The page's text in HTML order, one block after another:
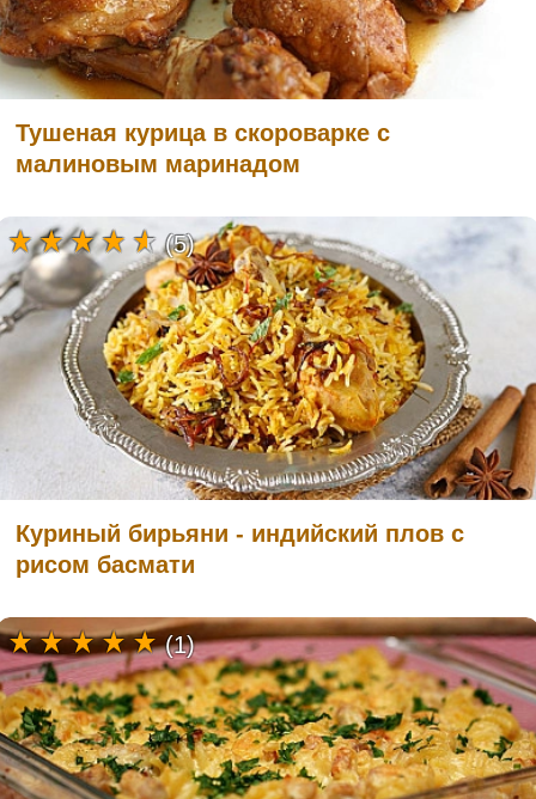
Тушеная курица в скороварке с
малиновым маринадом
Куриный бирьяни - индийский плов с
рисом басмати
(5)
(1)